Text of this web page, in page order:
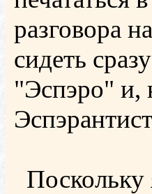
разговора
сидеть
"Эспэро" и,
Поскольку